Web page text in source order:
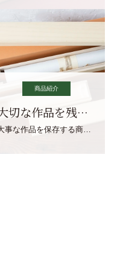
商品紹介
大切な作品を残す作品保存商品
大事な作品を保存する商品を取りまとめてご紹介ます。